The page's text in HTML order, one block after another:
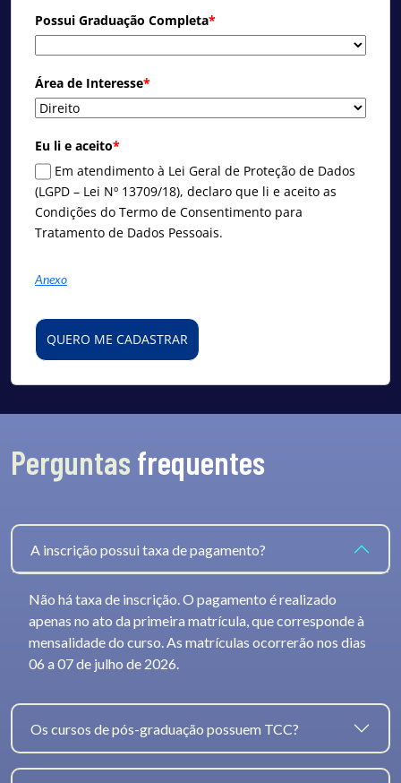
Possui Graduação Completa*
Área de Interesse*
Eu li e aceito*
Em atendimento à Lei Geral de Proteção de Dados
(LGPD – Lei Nº 13709/18), declaro que li e aceito as
Condições do Termo de Consentimento para
Tratamento de Dados Pessoais.
Anexo
QUERO ME CADASTRAR
Perguntas frequentes
A inscrição possui taxa de pagamento?
Não há taxa de inscrição. O pagamento é realizado
apenas no ato da primeira matrícula, que corresponde à
mensalidade do curso. As matrículas ocorrerão nos dias
06 a 07 de julho de 2026.
Os cursos de pós-graduação possuem TCC?